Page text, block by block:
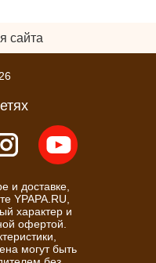
сайта
и доставке,
YPAPA.RU,
характер и
офертой.
могут быть